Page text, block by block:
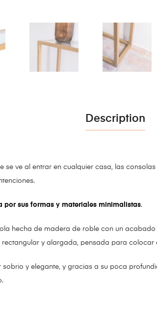
Description
se ve al entrar en cualquier casa, las
por sus formas y materiales minimalistas.
hecha de madera de roble con un
rectangular y alargada, pensada para
sobrio y elegante, y gracias a su poca